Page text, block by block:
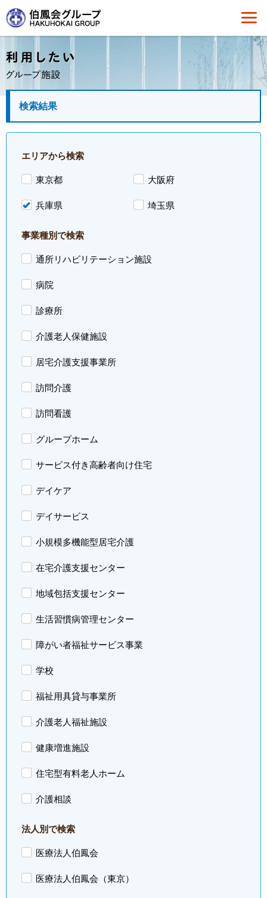
検索結果
エリアから検索
東京都 大阪府
兵庫県 埼玉県
事業種別で検索
通所リハビリテーション施設
病院
診療所
介護老人保健施設
居宅介護支援事業所
訪問介護
訪問看護
グループホーム
サービス付き高齢者向け住宅
デイケア
デイサービス
小規模多機能型居宅介護
在宅介護支援センター
地域包括支援センター
生活習慣病管理センター
障がい者福祉サービス事業
学校
福祉用具貸与事業所
介護老人福祉施設
健康増進施設
住宅型有料老人ホーム
介護相談
法人別で検索
医療法人伯鳳会
医療法人伯鳳会（東京）